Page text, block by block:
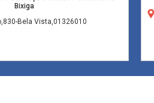
Bixiga
Bela Vista,01326010